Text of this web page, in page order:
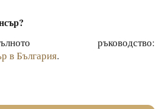
ръководство:
в България.